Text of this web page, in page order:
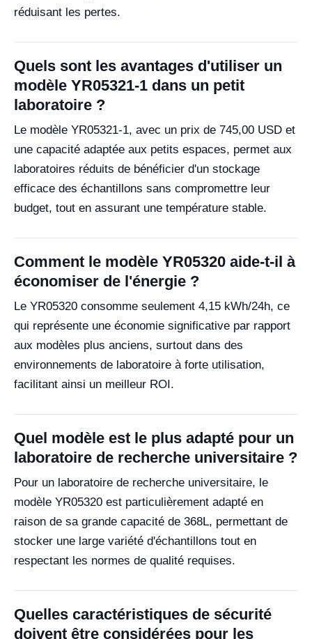
réduisant les pertes.
Quels sont les avantages d'utiliser un
modèle YR05321-1 dans un petit
laboratoire ?
Le modèle YR05321-1, avec un prix de 745,00 USD et
une capacité adaptée aux petits espaces, permet aux
laboratoires réduits de bénéficier d'un stockage
efficace des échantillons sans compromettre leur
budget, tout en assurant une température stable.
Comment le modèle YR05320 aide-t-il à
économiser de l'énergie ?
Le YR05320 consomme seulement 4,15 kWh/24h, ce
qui représente une économie significative par rapport
aux modèles plus anciens, surtout dans des
environnements de laboratoire à forte utilisation,
facilitant ainsi un meilleur ROI.
Quel modèle est le plus adapté pour un
laboratoire de recherche universitaire ?
Pour un laboratoire de recherche universitaire, le
modèle YR05320 est particulièrement adapté en
raison de sa grande capacité de 368L, permettant de
stocker une large variété d'échantillons tout en
respectant les normes de qualité requises.
Quelles caractéristiques de sécurité
doivent être considérées pour les